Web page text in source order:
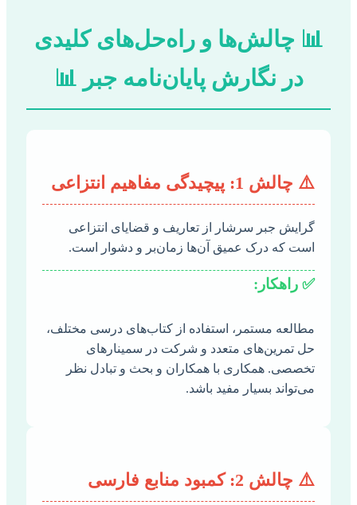
📊 چالش‌ها و راه‌حل‌های کلیدی
در نگارش پایان‌نامه جبر 📊
⚠️ چالش 1: پیچیدگی مفاهیم انتزاعی
گرایش جبر سرشار از تعاریف و قضایای انتزاعی
است که درک عمیق آن‌ها زمان‌بر و دشوار است.
✅ راهکار:
مطالعه مستمر، استفاده از کتاب‌های درسی مختلف،
حل تمرین‌های متعدد و شرکت در سمینارهای
تخصصی. همکاری با همکاران و بحث و تبادل نظر
می‌تواند بسیار مفید باشد.
⚠️ چالش 2: کمبود منابع فارسی